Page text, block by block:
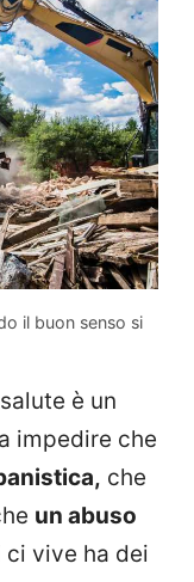
il buon senso si
è un
impedire che
che
un abuso
ci vive ha dei